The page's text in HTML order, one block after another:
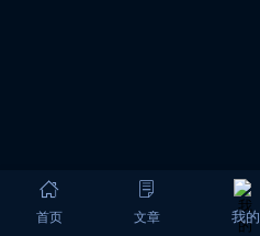
首页 文章 我的